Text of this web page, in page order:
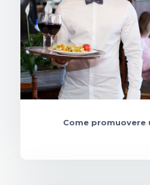
Come promuovere